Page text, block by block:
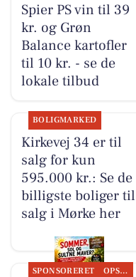
Spier PS vin til 39
kr. og Grøn
Balance kartofler
til 10 kr. - se de
lokale tilbud
BOLIGMARKED
Kirkevej 34 er til
salg for kun
595.000 kr.: Se de
billigste boliger til
salg i Mørke her
SPONSORERET OPSLAGSTAVLEN